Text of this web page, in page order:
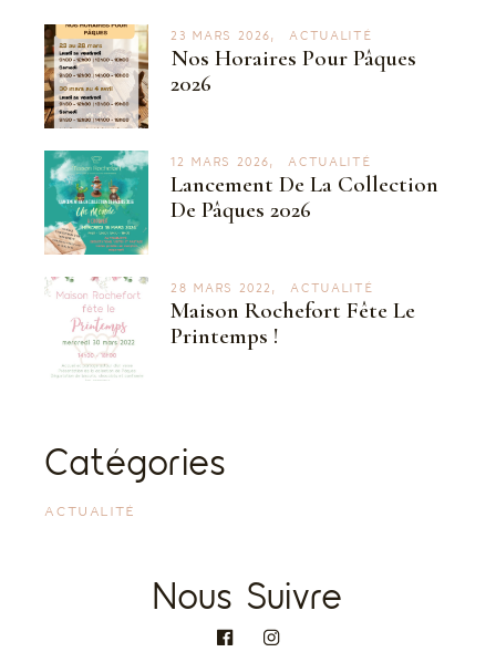
23 MARS 2026 ACTUALITÉ
Nos Horaires Pour Pâques
2026
12 MARS 2026 ACTUALITÉ
Lancement De La Collection
De Pâques 2026
28 MARS 2022 ACTUALITÉ
Maison Rochefort Fête Le
Printemps !
Catégories
ACTUALITÉ
Nous Suivre